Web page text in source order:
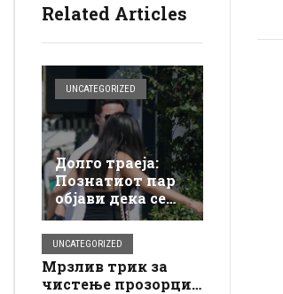
Related Articles
UNCATEGORIZED
Долго траеја:
Познатиот пар
објави дека се
разделува по
само толку
месеци
UNCATEGORIZED
Мрзлив трик за
чистење прозорци: